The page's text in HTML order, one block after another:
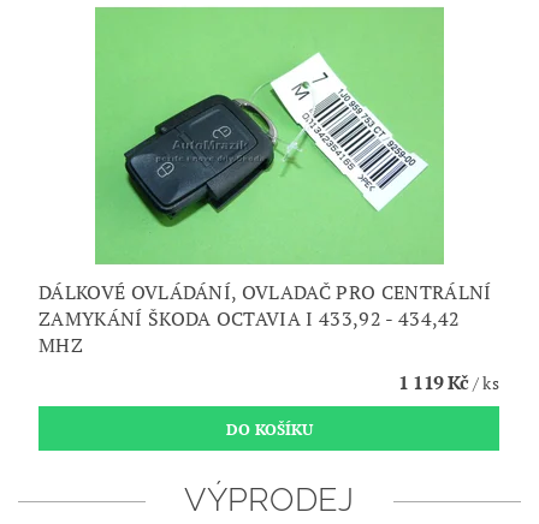
DÁLKOVÉ OVLÁDÁNÍ, OVLADAČ PRO CENTRÁLNÍ
ZAMYKÁNÍ ŠKODA OCTAVIA I 433,92 - 434,42
MHZ
1 119 Kč/ ks
VÝPRODEJ